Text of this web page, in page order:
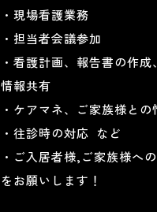
・現場看護業務
・担当者会議参加
・看護計画、報告書の作
情報共有
・ケアマネ、ご家族様との
・往診時の対応 など
・ご入居者様,ご家族様へ
をお願いします！